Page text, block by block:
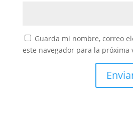
Guarda mi nombre, correo
este navegador para la próxima